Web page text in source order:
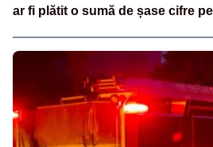
ar fi plătit o sumă de șase cifre